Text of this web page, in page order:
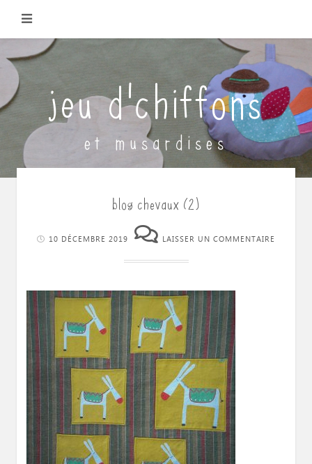
jeu d'chiffons
et musardises
blog chevaux (2)
10 DÉCEMBRE 2019 LAISSER UN COMMENTAIRE